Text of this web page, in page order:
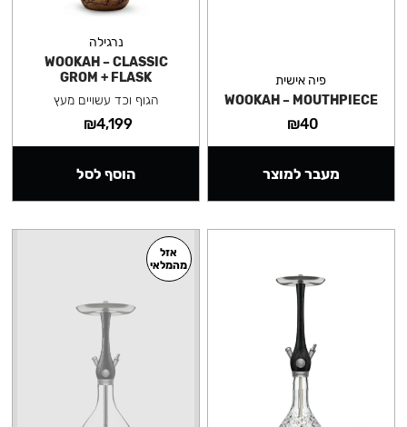
פיה אישית
WOOKAH – MOUTHPIECE
₪40
מעבר למוצר
נרגילה
WOOKAH – CLASSIC
GROM + FLASK
הגוף וכד עשויים מעץ
₪4,199
הוסף לסל
אזל
מהמלאי